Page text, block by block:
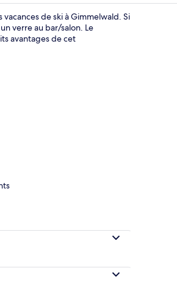
de ski à Gimmelwald. Si
verre au bar/salon. Le
avantages de cet